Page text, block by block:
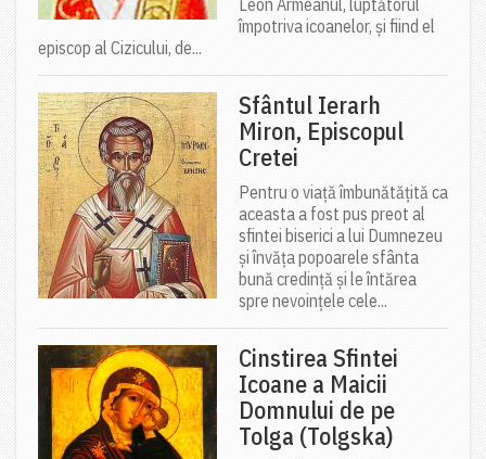
Leon Armeanul, luptătorul
împotriva icoanelor, și fiind el
episcop al Cizicului, de...
Sfântul Ierarh
Miron, Episcopul
Cretei
Pentru o viață îmbunătățită ca
aceasta a fost pus preot al
sfintei biserici a lui Dumnezeu
și învăța popoarele sfânta
bună credință și le întărea
spre nevoințele cele...
Cinstirea Sfintei
Icoane a Maicii
Domnului de pe
Tolga (Tolgska)